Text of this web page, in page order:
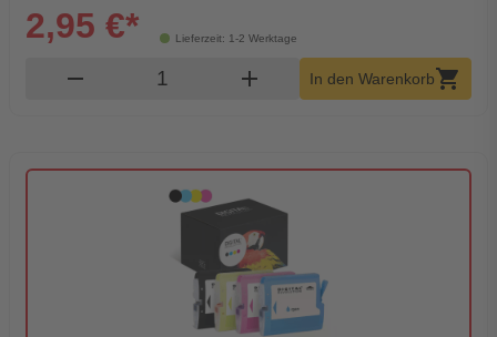
Lieferzeit: 1-2 Werktage
2,95 €*
remove Produkt Warenkorb Menge
add In den Warenkorbshopping_cart